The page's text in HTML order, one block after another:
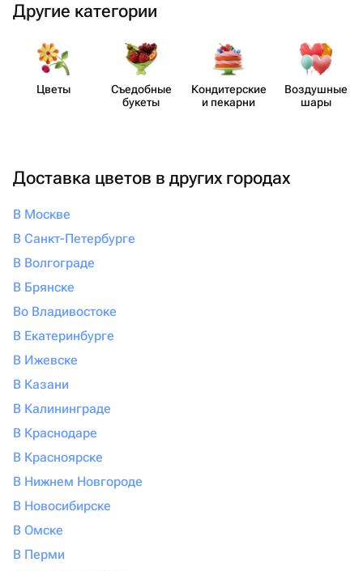
Другие категории
Цветы
Съедобные
букеты
Кондит​ерские
и пекарни
Воздушные
шары
Доставка цветов в других городах
В Москве
В Санкт-Петербурге
В Волгограде
В Брянске
Во Владивостоке
В Екатеринбурге
В Ижевске
В Казани
В Калининграде
В Краснодаре
В Красноярске
В Нижнем Новгороде
В Новосибирске
В Омске
В Перми